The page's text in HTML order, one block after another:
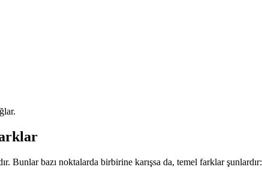
Bunlar bazı noktalarda birbirine karışsa da, temel farklar şunlardır: